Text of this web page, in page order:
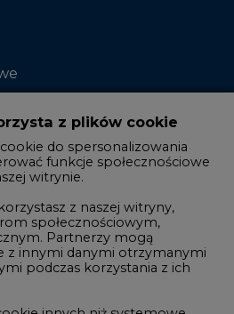
rynku z plików cookie
do spersonalizowania
funkcje społecznościowe
witrynie.
z naszej witryny,
społecznościowym,
Partnerzy mogą
z innymi danymi otrzymanymi
podczas korzystania z ich